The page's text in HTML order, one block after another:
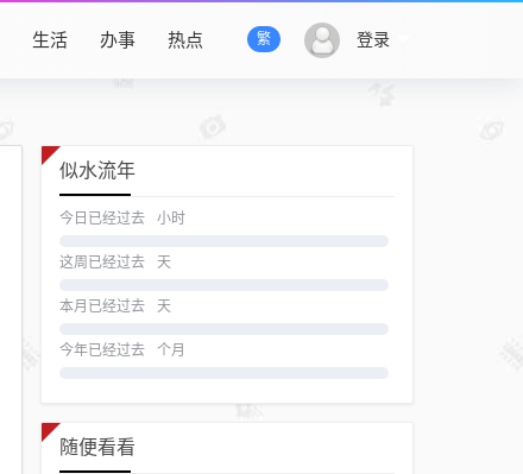
登录
繁
生活 办事 热点
似水流年
今日已经过去 小时
这周已经过去 天
本月已经过去 天
今年已经过去 个月
随便看看